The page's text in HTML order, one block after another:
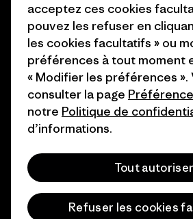
Nos magasins
Patagonia
© 2026 Patagonia, Inc. All Rights Reserved.
français
acceptez ces cookies
pouvez les refuser en
les cookies facultatifs » ou
préférences à tout moment
« Modifier les préférences ».
consulter la page
notre Politique de
d’informations.
Tout autoriser
Refuser les cookies